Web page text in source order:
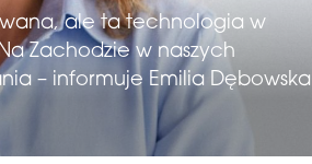
ale ta technologia w
Zachodzie w naszych
– informuje Emilia Dębowska